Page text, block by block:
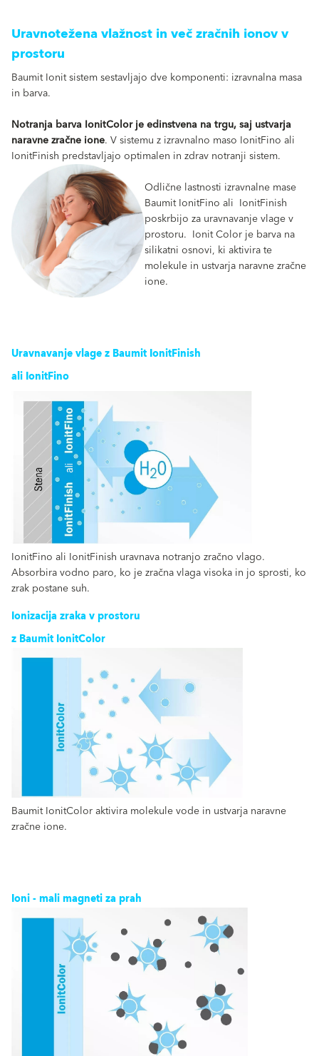
Uravnotežena vlažnost in več zračnih ionov v
prostoru
Baumit Ionit sistem sestavljajo dve komponenti: izravnalna masa
in barva.
Notranja barva IonitColor je edinstvena na trgu, saj ustvarja
naravne zračne ione. V sistemu z izravnalno maso IonitFino ali
IonitFinish predstavljajo optimalen in zdrav notranji sistem.
Odlične lastnosti izravnalne mase
Baumit IonitFino ali IonitFinish
poskrbijo za uravnavanje vlage v
prostoru. Ionit Color je barva na
silikatni osnovi, ki aktivira te
molekule in ustvarja naravne zračne
ione.
Uravnavanje vlage z Baumit IonitFinish
ali IonitFino
IonitFino ali IonitFinish uravnava notranjo zračno vlago.
Absorbira vodno paro, ko je zračna vlaga visoka in jo sprosti, ko
zrak postane suh.
Ionizacija zraka v prostoru
z Baumit IonitColor
Baumit IonitColor aktivira molekule vode in ustvarja naravne
zračne ione.
Ioni - mali magneti za prah